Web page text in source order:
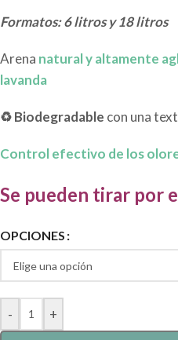
Formatos: 6 litros y 18 litros
Arena natural y altamente
lavanda
♻ Biodegradable con una
Control efectivo de los
Se pueden tirar por
OPCIONES
- +